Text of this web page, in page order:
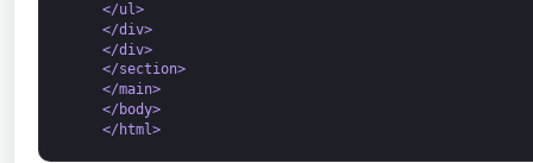
</ul>
</div>
</div>
</section>
</main>
</body>
</html>